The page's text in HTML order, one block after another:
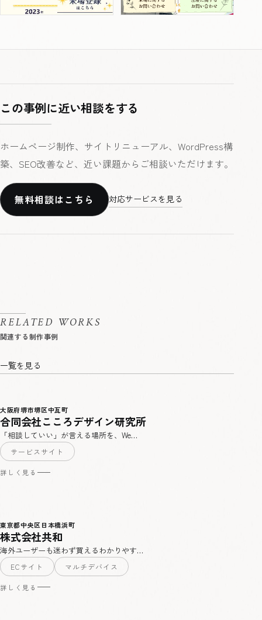
この事例に近い相談をする
ホームページ制作、サイトリニューアル、WordPress構
築、SEO改善など、近い課題からご相談いただけます。
無料相談はこちら 対応サービスを見る
RELATED WORKS
一覧を見る
大阪府堺市堺区中瓦町
合同会社こころデザイン研究所
「相談していい」が言える場所を、We…
サービスサイト
詳しく見る
東京都中央区日本橋浜町
株式会社共和
海外ユーザーも迷わず買えるわかりやす…
ECサイト マルチデバイス
詳しく見る